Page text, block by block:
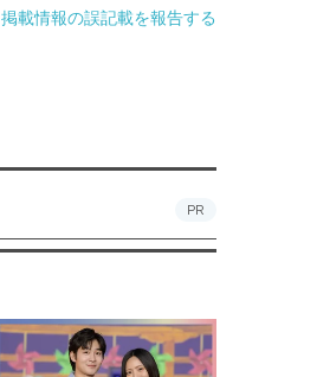
掲載情報の誤記載を報告する
PR